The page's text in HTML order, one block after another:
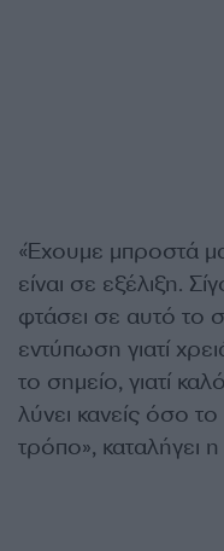
«Έχουμε μπροστά
είναι σε εξέλιξη.
φτάσει σε αυτό το
εντύπωση γιατί
το σημείο, γιατί
λύνει κανείς όσο
τρόπο», καταλήγει η